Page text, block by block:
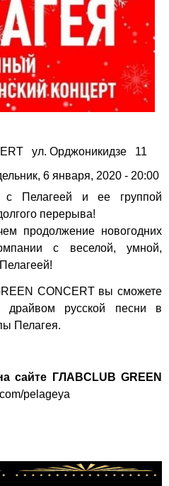
ул. Орджоникидзе 11
6 января, 2020 - 20:00
с Пелагеей и ее группой
перерыва!
продолжение новогодних
с веселой, умной,
CONCERTвы сможете
драйвом русской песни в
Пелагея.
сайте ГЛАВCLUB GREEN
pelageya